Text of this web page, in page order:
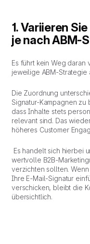
1. Variieren
je nach ABM-
Es führt kein Weg daran
jeweilige ABM-Strategie
Die Zuordnung
Signatur-Kampagnen zu
dass Inhalte stets
relevant sind. Das
höheres Customer
Es handelt sich hierbei
wertvolle B2B-
verzichten sollten.
Ihre E-Mail-Signatur
verschicken, bleibt die
übersichtlich.